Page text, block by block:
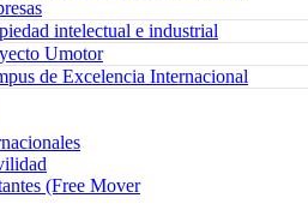
intelectual e industrial
Umotor
de Excelencia Internacional
(Free Mover